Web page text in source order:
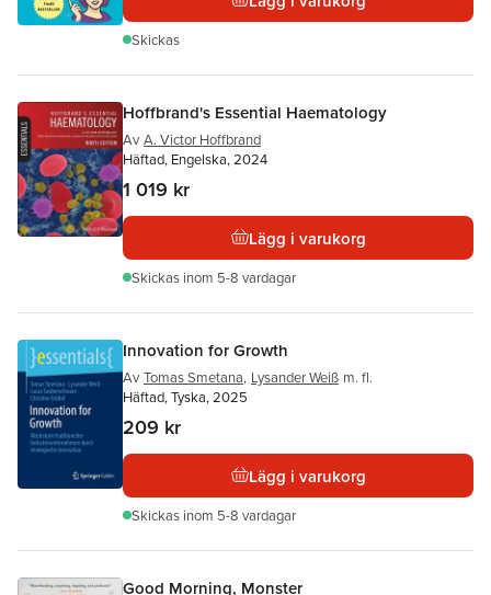
Skickas
Hoffbrand's Essential Haematology
Av A. Victor Hoffbrand
Häftad, Engelska, 2024
1 019 kr
Lägg i varukorg
Skickas inom 5-8 vardagar
Innovation for Growth
Av Tomas Smetana, Lysander Weiß m. fl.
Häftad, Tyska, 2025
209 kr
Lägg i varukorg
Skickas inom 5-8 vardagar
Good Morning, Monster